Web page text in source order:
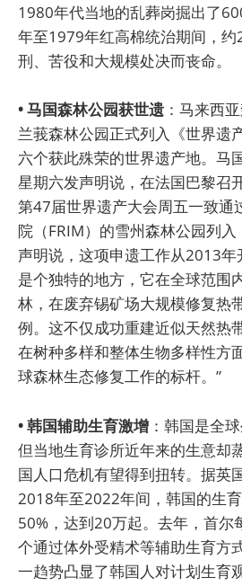
1980年代当地的乱葬岗掘出了
年至1979年红高棉统治期间，
刑、苦役和大规模处决而丧命。
• 马国森林公园获世遗 ：马来西
兰莪森林公园正式列入《世界遗
六个获此殊荣的世界遗产地。马
星期六发声明说，在法国巴黎召
第47届世界遗产大会周五一致通
院（FRIM）的雪州森林公园列入
声明说，这项申遗工作从2013年
是个独特的地方，它在全球范围
林，在废弃锡矿场大规模修复热
例。这不仅成功重建近似天然热
在树种多样和整体生物多样性方
球森林生态修复工作的标杆。”
• 韩国辅助生育激增 ：韩国是全
但当地生育诊所近年来的生意却
国人口危机有望得到扭转。据英
2018年至2022年间，韩国的生
50%，达到20万起。去年，首尔
个通过体外受精术等辅助生育方
一趋势凸显了韩国人对计划生育